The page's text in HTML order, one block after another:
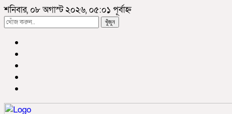
শনিবার, ০৮ অগাস্ট ২০২৬, ০৫:০১ পূর্বাহ্ন
খুঁজুন